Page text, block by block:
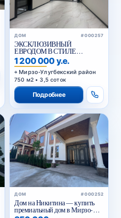
ДОМ #000257
ЭКСКЛЮЗИВНЫЙ
ЕВРОДОМ В СТИЛЕ
НЕОКЛАССИК
1 200 000 у.е.
Мирзо-Улугбекский район
750 м2 • 3,5 соток
Подробнее
ДОМ #000252
Дом на Никитина — купить
премиальный дом в Мирзо-